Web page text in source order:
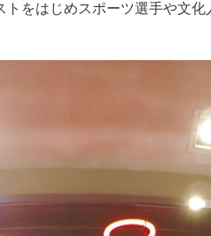
をはじめスポーツ選手や文化